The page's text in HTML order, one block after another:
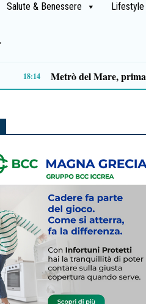
Salute & Benessere Lifestyle